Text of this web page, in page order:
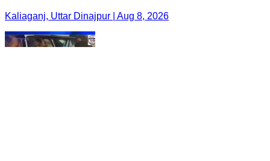
Kaliaganj, Uttar Dinajpur | Aug 8, 2026